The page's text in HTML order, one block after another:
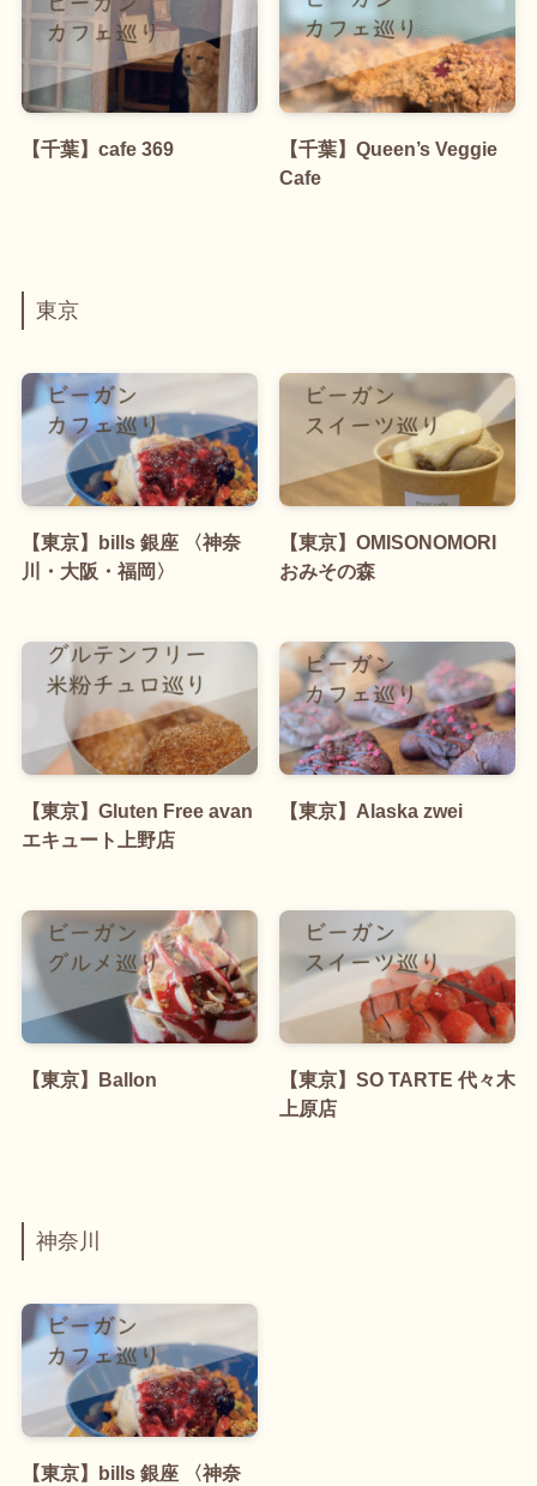
【千葉】cafe 369
【千葉】Queen’s Veggie
Cafe
東京
【東京】bills 銀座 〈神奈
川・大阪・福岡〉
【東京】OMISONOMORI
おみその森
【東京】Gluten Free avan
エキュート上野店
【東京】Alaska zwei
【東京】Ballon
【東京】SO TARTE 代々木
上原店
神奈川
【東京】bills 銀座 〈神奈